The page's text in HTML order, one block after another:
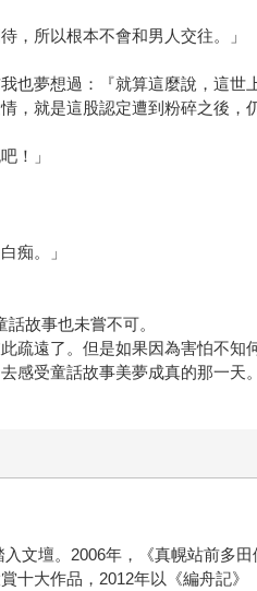
，所以根本不會和男人交往。」
也夢想過：『就算這麼說，這
，就是這股認定遭到粉碎之後
！」
痴。」
故事也未嘗不可。
疏遠了。但是如果因為害怕不
感受童話故事美夢成真的那一天。
文壇。2006年，《真幌站前多
十大作品，2012年以《編舟記